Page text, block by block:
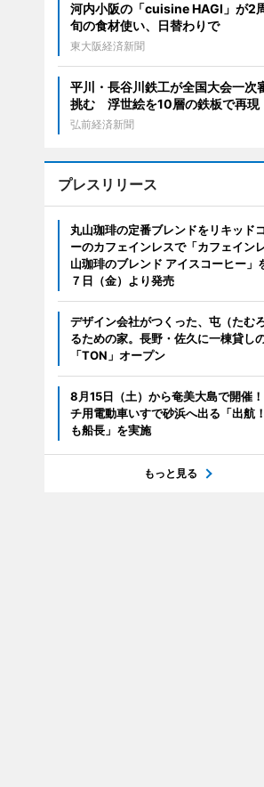
河内小阪の「cuisine HAGI」が2
旬の食材使い、日替わりで
東大阪経済新聞
平川・長谷川鉄工が全国大会一次
挑む 浮世絵を10層の鉄板で再現
弘前経済新聞
プレスリリース
丸山珈琲の定番ブレンドをリキッド
ーのカフェインレスで「カフェイン
山珈琲のブレンド アイスコーヒー」
７日（金）より発売
デザイン会社がつくった、屯（たむ
るための家。長野・佐久に一棟貸し
「TON」オープン
8月15日（土）から奄美大島で開催
チ用電動車いすで砂浜へ出る「出航
も船長」を実施
もっと見る